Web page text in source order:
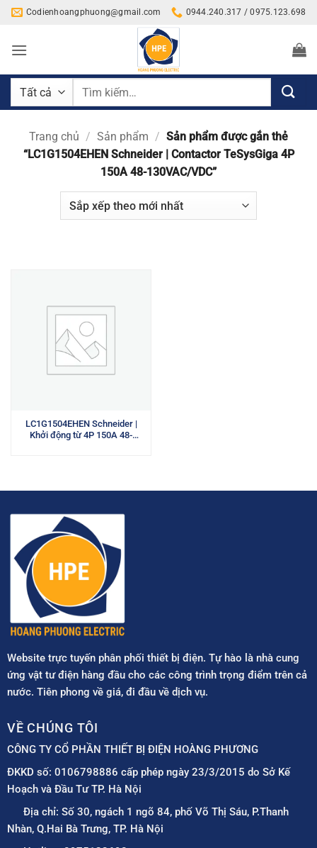
Bỏ
nội
Codienhoangphuong@gmail.com 0944.240.317 / 0975.123.698
Tìm
Trang chủ / Sản phẩm / Sản phẩm được gắn thẻ
“LC1G1504EHEN Schneider | Contactor TeSysGiga 4P
150A 48-130VAC/VDC”
LC1G1504EHEN Schneider |
Khởi động từ 4P 150A 48-
Website trực tuyến phân phối thiết bị điện. Tự hào là nhà cung
ứng vật tư điện hàng đầu cho các công trình trọng điểm trên cả
nước. Tiên phong về giá, đi đầu về dịch vụ.
VỀ CHÚNG TÔI
CÔNG TY CỔ PHẦN THIẾT BỊ ĐIỆN HOÀNG PHƯƠNG
ĐKKD số: 0106798886 cấp phép ngày 23/3/2015 do Sở Kế
Hoạch và Đầu Tư TP. Hà Nội
Địa chỉ: Số 30, ngách 1 ngõ 84, phố Võ Thị Sáu, P.Thanh
Nhàn, Q.Hai Bà Trưng, TP. Hà Nội